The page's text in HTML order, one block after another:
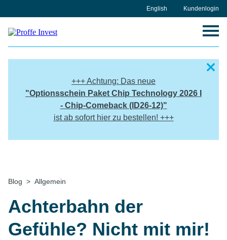
English Kundenlogin
+++ Achtung: Das neue
"Optionsschein Paket Chip Technology 2026 I
- Chip-Comeback (ID26-12)"
ist ab sofort hier zu bestellen! +++
Home
Blog Allgemein
Achterbahn der
Gefühle? Nicht mit mir!